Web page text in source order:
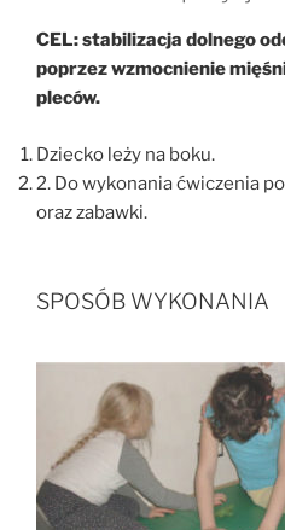
CEL:stabilizacja dolnego
poprzez wzmocnienie
pleców.
Dziecko leży na boku.
2. Do wykonania ćwiczenia
oraz zabawki.
SPOSÓB WYKONANIA